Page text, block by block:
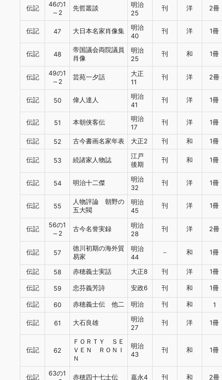
伝記
46の1
～2
先哲叢談
明治
25
刊 洋 2冊
伝記 47 大日本名家肖像集
明治
40
刊 洋 1冊
伝記 48
帝国議会両院議員
肖像
明治
25
刊 和 1冊
伝記
49の1
～2
芸苑一夕話
大正
11
刊 洋 2冊
伝記 50 偉人達人
明治
41
刊 洋 1冊
伝記 51 本朝侠客伝
明治
17
刊 洋 1冊
伝記 52 古今書画名家年表 大正2 刊 和 1冊
伝記 53 続諸家人物誌
江戸
後期
刊 和 1冊
伝記 54 明治十二傑
明治
32
刊 洋 1冊
伝記 55
人物評論 朝野の
五大閥
明治
45
刊 洋 1冊
伝記
56の1
～2
古今名誉実録
明治
28
刊 洋 2冊
伝記 57
徳川初期の海外貿
易家
明治
44
－ 和 1冊
伝記 58 赤穂義士実話 大正8 刊 洋 1冊
伝記 59 忠芬義芳詩 安政6 刊 和 1冊
伝記 60 赤穂義士伝 他二 明治 刊 和 1
伝記 61 大石良雄
明治
27
刊 洋 1冊
伝記 62
ＦＯＲＴＹ ＳＥ
ＶＥＮ ＲＯＮＩ
Ｎ
明治
43
刊 和 1冊
伝記
63の1
赤穂四十七士伝 嘉永4 刊 和 2冊